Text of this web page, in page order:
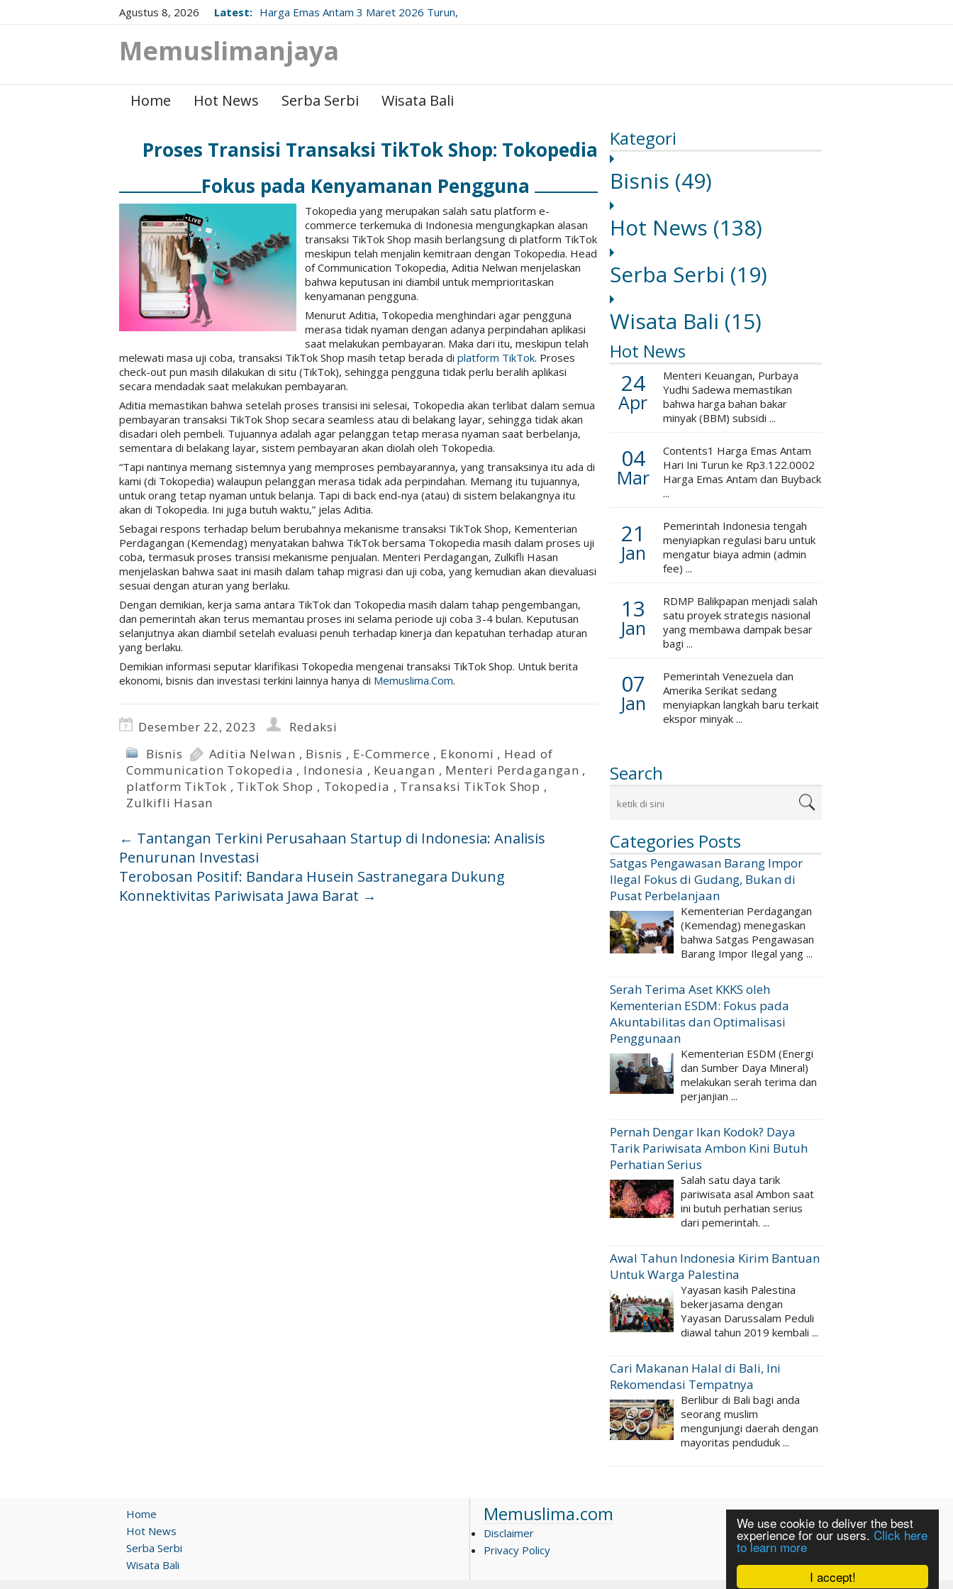
I accept!
We use cookie to deliver the best
experience for our users. Click here
to learn more
Agustus 8, 2026 Latest: Harga Emas Antam 3 Maret 2026 Turun,
Memuslimanjaya
Home Hot News Serba Serbi Wisata Bali
Kategori
Bisnis (49)
Hot News (138)
Serba Serbi (19)
Wisata Bali (15)
Hot News
24
Apr
Menteri Keuangan, Purbaya
Yudhi Sadewa memastikan
bahwa harga bahan bakar
minyak (BBM) subsidi ...
04
Mar
Contents1 Harga Emas Antam
Hari Ini Turun ke Rp3.122.0002
Harga Emas Antam dan Buyback
...
21
Jan
Pemerintah Indonesia tengah
menyiapkan regulasi baru untuk
mengatur biaya admin (admin
fee) ...
13
Jan
RDMP Balikpapan menjadi salah
satu proyek strategis nasional
yang membawa dampak besar
bagi ...
07
Jan
Pemerintah Venezuela dan
Amerika Serikat sedang
menyiapkan langkah baru terkait
ekspor minyak ...
Search
Categories Posts
Satgas Pengawasan Barang Impor
Ilegal Fokus di Gudang, Bukan di
Pusat Perbelanjaan
Kementerian Perdagangan
(Kemendag) menegaskan
bahwa Satgas Pengawasan
Barang Impor Ilegal yang ...
Serah Terima Aset KKKS oleh
Kementerian ESDM: Fokus pada
Akuntabilitas dan Optimalisasi
Penggunaan
Kementerian ESDM (Energi
dan Sumber Daya Mineral)
melakukan serah terima dan
perjanjian ...
Pernah Dengar Ikan Kodok? Daya
Tarik Pariwisata Ambon Kini Butuh
Perhatian Serius
Salah satu daya tarik
pariwisata asal Ambon saat
ini butuh perhatian serius
dari pemerintah. ...
Awal Tahun Indonesia Kirim Bantuan
Untuk Warga Palestina
Yayasan kasih Palestina
bekerjasama dengan
Yayasan Darussalam Peduli
diawal tahun 2019 kembali ...
Cari Makanan Halal di Bali, Ini
Rekomendasi Tempatnya
Berlibur di Bali bagi anda
seorang muslim
mengunjungi daerah dengan
mayoritas penduduk ...
Proses Transisi Transaksi TikTok Shop: Tokopedia
Fokus pada Kenyamanan Pengguna
Tokopedia yang merupakan salah satu platform e-
commerce terkemuka di Indonesia mengungkapkan alasan
transaksi TikTok Shop masih berlangsung di platform TikTok
meskipun telah menjalin kemitraan dengan Tokopedia. Head
of Communication Tokopedia, Aditia Nelwan menjelaskan
bahwa keputusan ini diambil untuk memprioritaskan
kenyamanan pengguna.
Menurut Aditia, Tokopedia menghindari agar pengguna
merasa tidak nyaman dengan adanya perpindahan aplikasi
saat melakukan pembayaran. Maka dari itu, meskipun telah
melewati masa uji coba, transaksi TikTok Shop masih tetap berada di platform TikTok. Proses
check-out pun masih dilakukan di situ (TikTok), sehingga pengguna tidak perlu beralih aplikasi
secara mendadak saat melakukan pembayaran.
Aditia memastikan bahwa setelah proses transisi ini selesai, Tokopedia akan terlibat dalam semua
pembayaran transaksi TikTok Shop secara seamless atau di belakang layar, sehingga tidak akan
disadari oleh pembeli. Tujuannya adalah agar pelanggan tetap merasa nyaman saat berbelanja,
sementara di belakang layar, sistem pembayaran akan diolah oleh Tokopedia.
“Tapi nantinya memang sistemnya yang memproses pembayarannya, yang transaksinya itu ada di
kami (di Tokopedia) walaupun pelanggan merasa tidak ada perpindahan. Memang itu tujuannya,
untuk orang tetap nyaman untuk belanja. Tapi di back end-nya (atau) di sistem belakangnya itu
akan di Tokopedia. Ini juga butuh waktu,” jelas Aditia.
Sebagai respons terhadap belum berubahnya mekanisme transaksi TikTok Shop, Kementerian
Perdagangan (Kemendag) menyatakan bahwa TikTok bersama Tokopedia masih dalam proses uji
coba, termasuk proses transisi mekanisme penjualan. Menteri Perdagangan, Zulkifli Hasan
menjelaskan bahwa saat ini masih dalam tahap migrasi dan uji coba, yang kemudian akan dievaluasi
sesuai dengan aturan yang berlaku.
Dengan demikian, kerja sama antara TikTok dan Tokopedia masih dalam tahap pengembangan,
dan pemerintah akan terus memantau proses ini selama periode uji coba 3-4 bulan. Keputusan
selanjutnya akan diambil setelah evaluasi penuh terhadap kinerja dan kepatuhan terhadap aturan
yang berlaku.
Demikian informasi seputar klarifikasi Tokopedia mengenai transaksi TikTok Shop. Untuk berita
ekonomi, bisnis dan investasi terkini lainnya hanya di Memuslima.Com.
Desember 22, 2023
Redaksi
Bisnis
Aditia Nelwan , Bisnis , E-Commerce , Ekonomi , Head of
Communication Tokopedia , Indonesia , Keuangan , Menteri Perdagangan ,
platform TikTok , TikTok Shop , Tokopedia , Transaksi TikTok Shop ,
Zulkifli Hasan
← Tantangan Terkini Perusahaan Startup di Indonesia: Analisis
Penurunan Investasi
Terobosan Positif: Bandara Husein Sastranegara Dukung
Konnektivitas Pariwisata Jawa Barat →
Home
Hot News
Serba Serbi
Wisata Bali
Memuslima.com
Disclaimer
Privacy Policy